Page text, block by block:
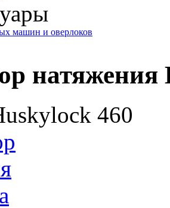
машин и оверлоков
натяжения
460